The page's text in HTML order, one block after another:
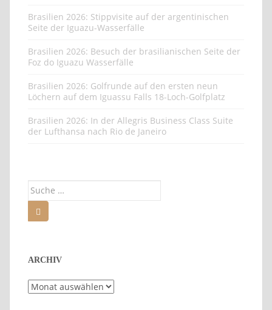
Brasilien 2026: Stippvisite auf der argentinischen
Seite der Iguazu-Wasserfälle
Brasilien 2026: Besuch der brasilianischen Seite der
Foz do Iguazu Wasserfälle
Brasilien 2026: Golfrunde auf den ersten neun
Löchern auf dem Iguassu Falls 18-Loch-Golfplatz
Brasilien 2026: In der Allegris Business Class Suite
der Lufthansa nach Rio de Janeiro
ARCHIV
Archiv